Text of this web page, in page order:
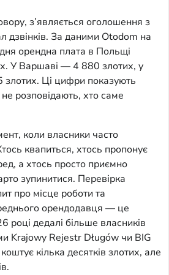
з’являється оголошення з
дзвінків. За даними Otodom на
орендна плата в Польщі
У Варшаві — 4 880 злотих, у
Ці цифри показують
розповідають, хто саме
коли власники часто
квапиться, хтось пропонує
а хтось просто приємно
зупинитися. Перевірка
про місце роботи та
орендодавця — це
році дедалі більше власників
Krajowy Rejestr Długów чи BIG
кілька десятків злотих, але